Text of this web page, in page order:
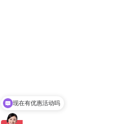
可以介绍下你们的产品么